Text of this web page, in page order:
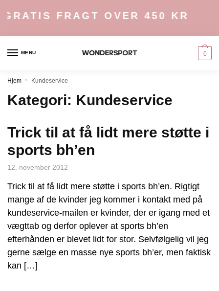
GRATIS FRAGT OVER 450 KR
MENU 0
Hjem » Kundeservice
Kategori: Kundeservice
Trick til at få lidt mere støtte i
sports bh’en
12. november 2012
Trick til at få lidt mere støtte i sports bh’en. Rigtigt
mange af de kvinder jeg kommer i kontakt med på
kundeservice-mailen er kvinder, der er igang med et
vægttab og derfor oplever at sports bh’en
efterhånden er blevet lidt for stor. Selvfølgelig vil jeg
gerne sælge en masse nye sports bh’er, men faktisk
kan […]